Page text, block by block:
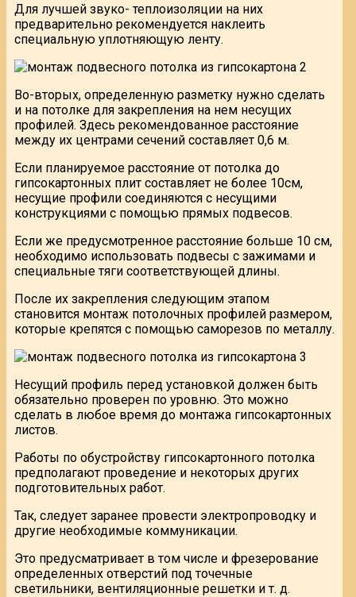
Для лучшей звуко- теплоизоляции на них
предварительно рекомендуется наклеить
специальную уплотняющую ленту.
Во-вторых, определенную разметку нужно сделать
и на потолке для закрепления на нем несущих
профилей. Здесь рекомендованное расстояние
между их центрами сечений составляет 0,6 м.
Если планируемое расстояние от потолка до
гипсокартонных плит составляет не более 10см,
несущие профили соединяются с несущими
конструкциями с помощью прямых подвесов.
Если же предусмотренное расстояние больше 10 см,
необходимо использовать подвесы с зажимами и
специальные тяги соответствующей длины.
После их закрепления следующим этапом
становится монтаж потолочных профилей размером,
которые крепятся с помощью саморезов по металлу.
Несущий профиль перед установкой должен быть
обязательно проверен по уровню. Это можно
сделать в любое время до монтажа гипсокартонных
листов.
Работы по обустройству гипсокартонного потолка
предполагают проведение и некоторых других
подготовительных работ.
Так, следует заранее провести электропроводку и
другие необходимые коммуникации.
Это предусматривает в том числе и фрезерование
определенных отверстий под точечные
светильники, вентиляционные решетки и т. д.